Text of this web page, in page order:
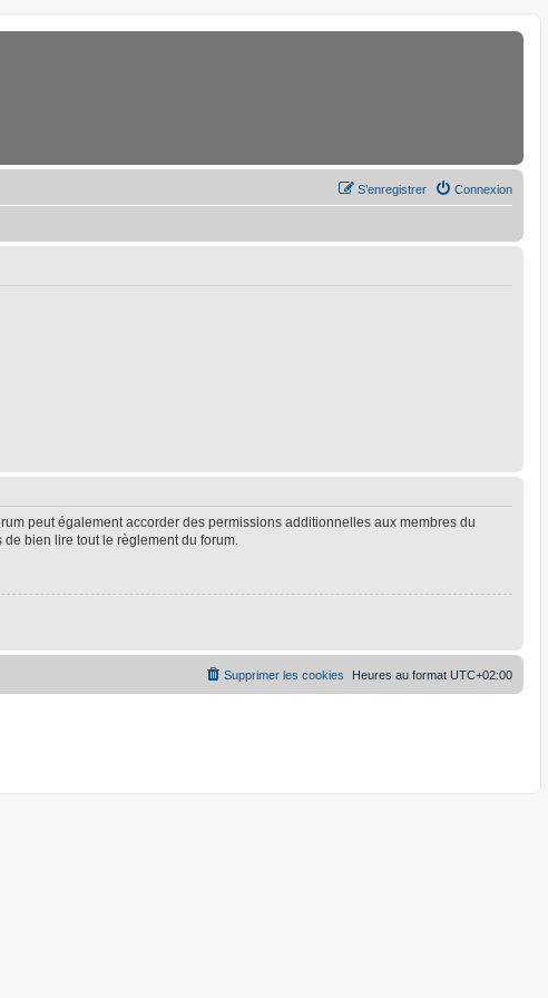
Connexion
S’enregistrer
peut également accorder des permissions additionnelles aux membres du
bien lire tout le règlement du forum.
Heures au format UTC+02:00
Supprimer les cookies